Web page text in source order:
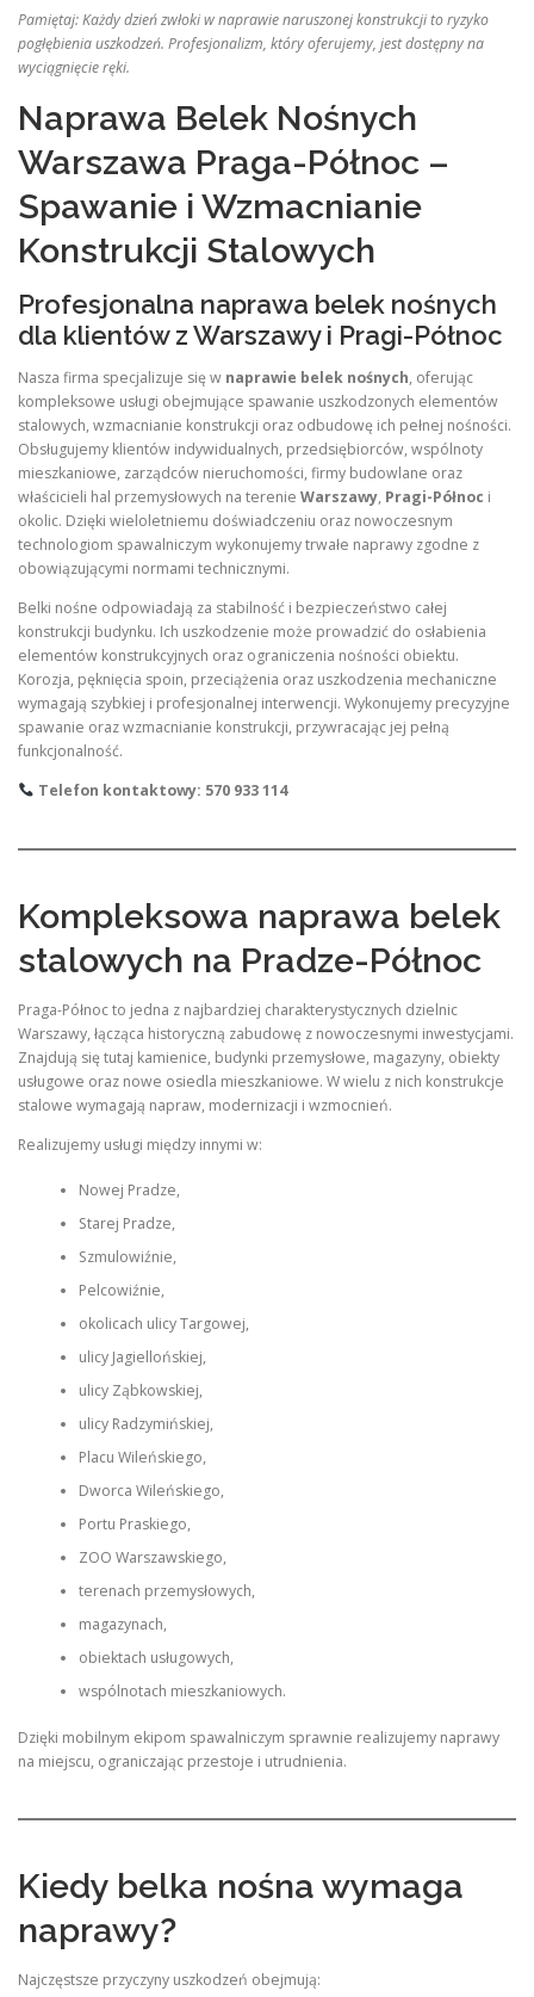
Pamiętaj: Każdy dzień zwłoki w naprawie naruszonej konstrukcji to ryzyko
pogłębienia uszkodzeń. Profesjonalizm, który oferujemy, jest dostępny na
wyciągnięcie ręki.
Naprawa Belek Nośnych
Warszawa Praga-Północ –
Spawanie i Wzmacnianie
Konstrukcji Stalowych
Profesjonalna naprawa belek nośnych
dla klientów z Warszawy i Pragi-Północ
Nasza firma specjalizuje się w naprawie belek nośnych, oferując
kompleksowe usługi obejmujące spawanie uszkodzonych elementów
stalowych, wzmacnianie konstrukcji oraz odbudowę ich pełnej nośności.
Obsługujemy klientów indywidualnych, przedsiębiorców, wspólnoty
mieszkaniowe, zarządców nieruchomości, firmy budowlane oraz
właścicieli hal przemysłowych na terenie Warszawy, Pragi-Północ i
okolic. Dzięki wieloletniemu doświadczeniu oraz nowoczesnym
technologiom spawalniczym wykonujemy trwałe naprawy zgodne z
obowiązującymi normami technicznymi.
Belki nośne odpowiadają za stabilność i bezpieczeństwo całej
konstrukcji budynku. Ich uszkodzenie może prowadzić do osłabienia
elementów konstrukcyjnych oraz ograniczenia nośności obiektu.
Korozja, pęknięcia spoin, przeciążenia oraz uszkodzenia mechaniczne
wymagają szybkiej i profesjonalnej interwencji. Wykonujemy precyzyjne
spawanie oraz wzmacnianie konstrukcji, przywracając jej pełną
funkcjonalność.
Telefon kontaktowy: 570 933 114
Kompleksowa naprawa belek
stalowych na Pradze-Północ
Praga-Północ to jedna z najbardziej charakterystycznych dzielnic
Warszawy, łącząca historyczną zabudowę z nowoczesnymi inwestycjami.
Znajdują się tutaj kamienice, budynki przemysłowe, magazyny, obiekty
usługowe oraz nowe osiedla mieszkaniowe. W wielu z nich konstrukcje
stalowe wymagają napraw, modernizacji i wzmocnień.
Realizujemy usługi między innymi w:
Nowej Pradze,
Starej Pradze,
Szmulowiźnie,
Pelcowiźnie,
okolicach ulicy Targowej,
ulicy Jagiellońskiej,
ulicy Ząbkowskiej,
ulicy Radzymińskiej,
Placu Wileńskiego,
Dworca Wileńskiego,
Portu Praskiego,
ZOO Warszawskiego,
terenach przemysłowych,
magazynach,
obiektach usługowych,
wspólnotach mieszkaniowych.
Dzięki mobilnym ekipom spawalniczym sprawnie realizujemy naprawy
na miejscu, ograniczając przestoje i utrudnienia.
Kiedy belka nośna wymaga
naprawy?
Najczęstsze przyczyny uszkodzeń obejmują: